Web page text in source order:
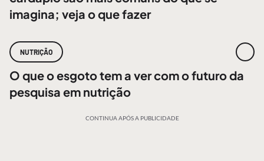
imagina; veja o que fazer
NUTRIÇÃO
O que o esgoto tem a ver com o futuro da
pesquisa em nutrição
CONTINUA APÓS A PUBLICIDADE